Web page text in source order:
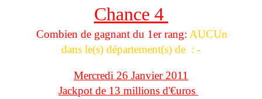
Chance 4
Combien de gagnant du 1er rang: AUCUn
dans le(s) département(s) de : -
Mercredi 26 Janvier 2011
Jackpot de 13 millions d'€uros